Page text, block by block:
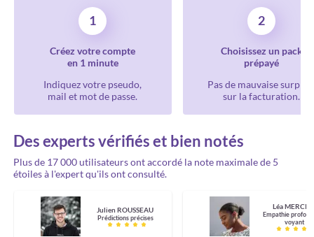
1
Créez votre compte
en 1 minute
Indiquez votre pseudo,
mail et mot de passe.
2
Choisissez un pack
prépayé
Pas de mauvaise
sur la facturation.
Des experts vérifiés et bien notés
Plus de 17 000 utilisateurs ont accordé la note maximale de 5
étoiles à l'expert qu'ils ont consulté.
Julien ROUSSEAU
Prédictions précises
Léa
Empathie
voyant